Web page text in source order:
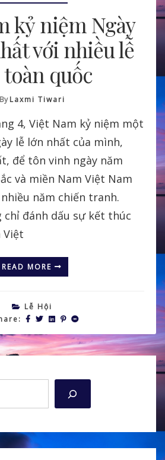
kỷ niệm Ngày
với nhiều lễ
quốc
ByLaxmi Tiwari
4, Việt Nam kỷ niệm một
lễ lớn nhất của mình,
để tôn vinh ngày năm
và miền Nam Việt Nam
năm chiến tranh.
chỉ đánh dấu sự kết thúc
Việt
READ MORE
Lễ Hội